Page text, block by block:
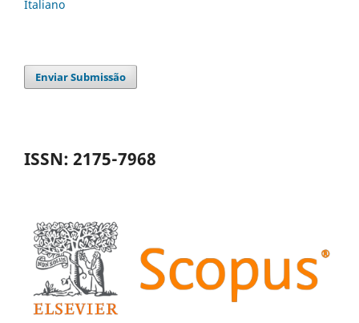
Italiano
Enviar Submissão
ISSN: 2175-7968